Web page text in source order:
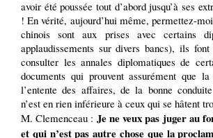
avoir été poussée tout d’abord jusqu’à ses
! En vérité, aujourd’hui même, permettez-
chinois sont aux prises avec certains
applaudissements sur divers bancs), ils
consulter les annales diplomatiques de
documents qui prouvent assurément que
l’entente des affaires, de la bonne
n’est en rien inférieure à ceux qui se hâtent
M. Clemenceau : Je ne veux pas juger au
et qui n’est pas autre chose que la